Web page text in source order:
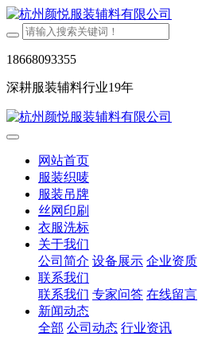
18668093355
深耕服装辅料行业19年
网站首页
服装织唛
服装吊牌
丝网印刷
衣服洗标
关于我们
公司简介 设备展示 企业资质
联系我们
联系我们 专家问答 在线留言
新闻动态
全部 公司动态 行业资讯